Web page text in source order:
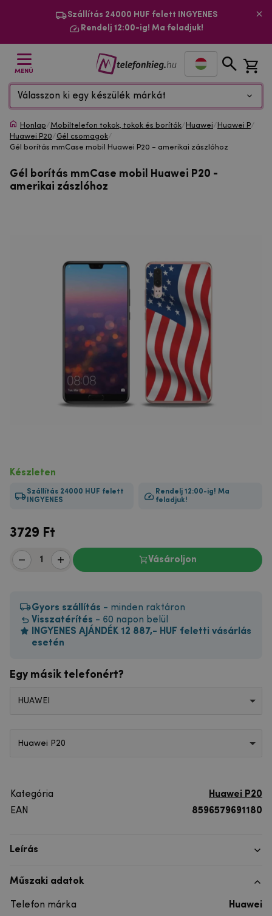
Szállítás 24000 HUF felett INGYENES
Rendelj 12:00-ig! Ma feladjuk!
MENÜ
Válasszon ki egy készülék márkát
Honlap/Mobiltelefon tokok, tokok és borítók/ Huawei/ Huawei P/
Huawei P20/Gél csomagok/
Gél borítás mmCase mobil Huawei P20 - amerikai zászlóhoz
Gél borítás mmCase mobil Huawei P20 -
amerikai zászlóhoz
Készleten
Szállítás 24000 HUF felett
INGYENES
Rendelj 12:00-ig! Ma
feladjuk!
3729 Ft
Vásároljon
Gyors szállítás - minden raktáron
Visszatérítés - 60 napon belül
INGYENES AJÁNDÉK 12 887,- HUF feletti vásárlás
esetén
Egy másik telefonért?
HUAWEI
Huawei P20
Kategória
Huawei P20
EAN
8596579691180
Leírás
Műszaki adatok
Telefon márka
Huawei